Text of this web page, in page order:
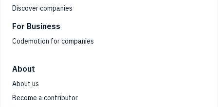
Discover companies
For Business
Codemotion for companies
About
About us
Become a contributor